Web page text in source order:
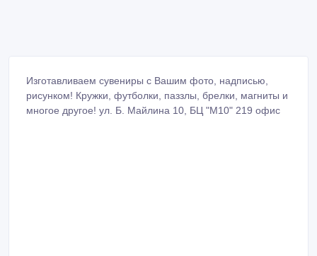
Изготавливаем сувениры с Вашим фото, надписью,
рисунком! Кружки, футболки, паззлы, брелки, магниты и
многое другое! ул. Б. Майлина 10, БЦ "М10" 219 офис